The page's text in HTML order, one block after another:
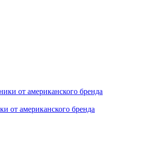
от американского бренда